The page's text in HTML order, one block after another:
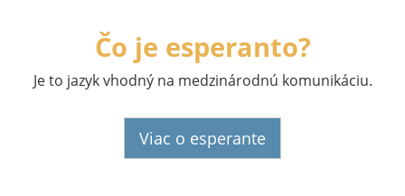
Čo je esperanto?
Je to jazyk vhodný na medzinárodnú komunikáciu.
Viac o esperante